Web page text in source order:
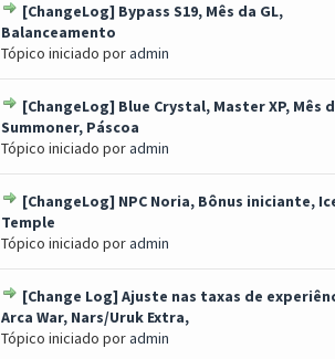
[ChangeLog] Bypass S19, Mês da GL,
Balanceamento
Tópico iniciado poradmin
[ChangeLog] Blue Crystal, Master XP, Mês
Summoner, Páscoa
Tópico iniciado poradmin
[ChangeLog] NPC Noria, Bônus iniciante,
Temple
Tópico iniciado poradmin
[Change Log] Ajuste nas taxas de
Arca War, Nars/Uruk Extra,
Tópico iniciado poradmin